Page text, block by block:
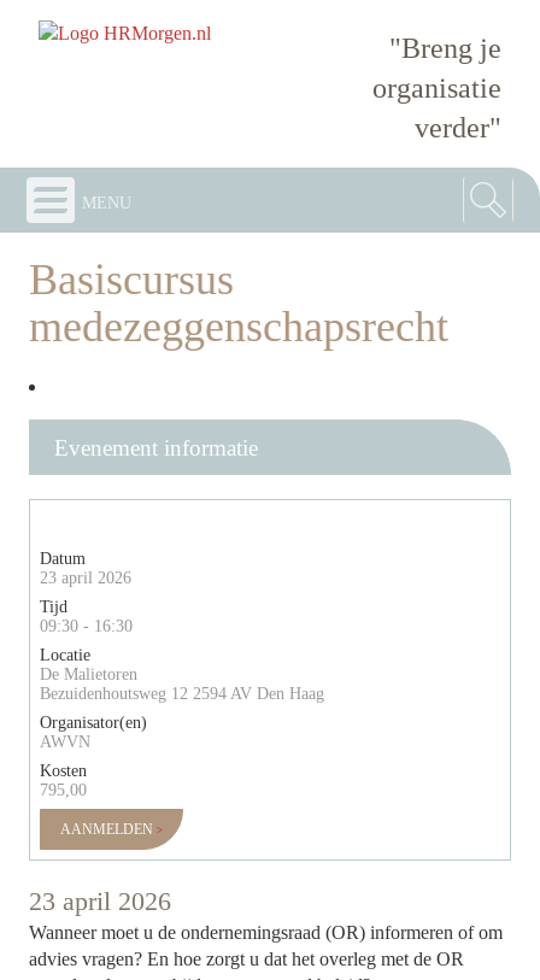
"Breng je
organisatie
verder"
menu
Basiscursus
medezeggenschapsrecht
Evenement informatie
Datum
23 april 2026
Tijd
09:30 - 16:30
Locatie
De Malietoren
Bezuidenhoutsweg 12 2594 AV Den Haag
Organisator(en)
AWVN
Kosten
795,00
AANMELDEN
23 april 2026
Wanneer moet u de ondernemingsraad (OR) informeren of om
advies vragen? En hoe zorgt u dat het overleg met de OR